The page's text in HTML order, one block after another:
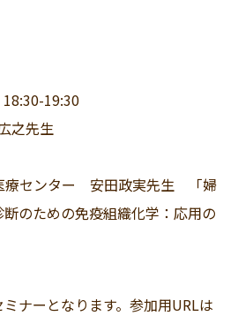
19:30
之先生
療センター 安田政実先生 「婦
のための免疫組織化学：応用の
ナーとなります。参加用URLは